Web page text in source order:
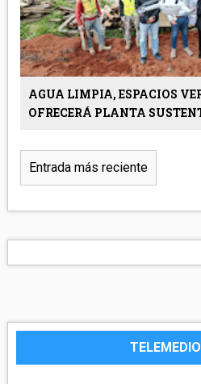
AGUA LIMPIA, ESPACIOS
OFRECERÁ PLANTA
Entrada más reciente